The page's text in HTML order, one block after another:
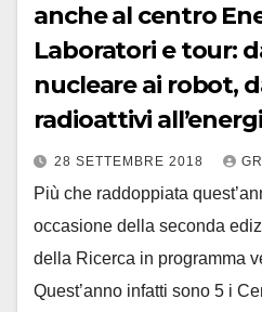
anche al centro
Laboratori e tour:
nucleare ai robot, dai rifiuti
radioattivi
28 SETTEMBRE 2018
Più che raddoppiata
occasione della seconda
della Ricerca in programma
Quest’anno infatti sono 5 i